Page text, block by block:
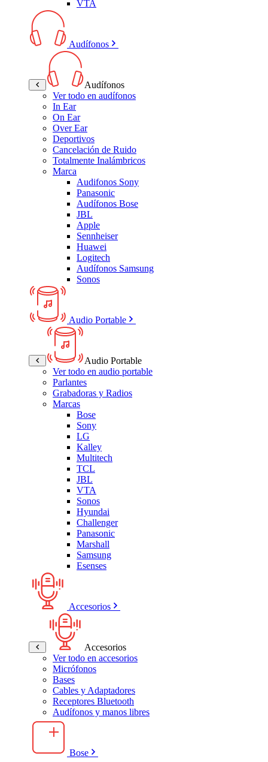
VTA
Audífonos
Audífonos
Ver todo en audífonos
In Ear
On Ear
Over Ear
Deportivos
Cancelación de Ruido
Totalmente Inalámbricos
Marca
Audifonos Sony
Panasonic
Audífonos Bose
JBL
Apple
Sennheiser
Huawei
Logitech
Audífonos Samsung
Sonos
Audio Portable
Audio Portable
Ver todo en audio portable
Parlantes
Grabadoras y Radios
Marcas
Bose
Sony
LG
Kalley
Multitech
TCL
JBL
VTA
Sonos
Hyundai
Challenger
Panasonic
Marshall
Samsung
Esenses
Accesorios
Accesorios
Ver todo en accesorios
Micrófonos
Bases
Cables y Adaptadores
Receptores Bluetooth
Audífonos y manos libres
Bose